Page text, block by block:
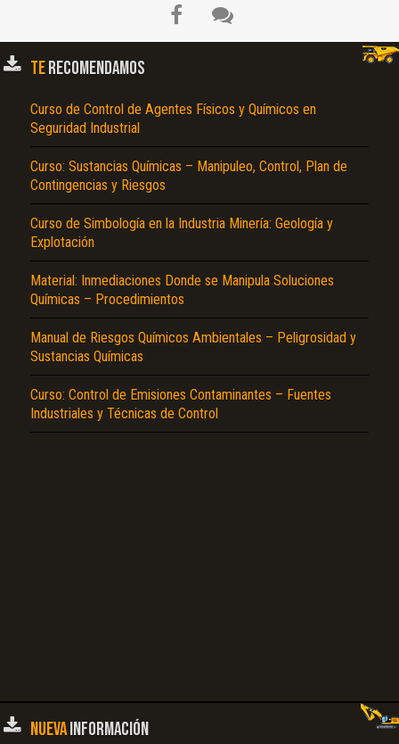
TERECOMENDAMOS
Curso de Control de Agentes Físicos y Químicos en
Seguridad Industrial
Curso: Sustancias Químicas – Manipuleo, Control, Plan de
Contingencias y Riesgos
Curso de Simbología en la Industria Minería: Geología y
Explotación
Material: Inmediaciones Donde se Manipula Soluciones
Químicas – Procedimientos
Manual de Riesgos Químicos Ambientales – Peligrosidad y
Sustancias Químicas
Curso: Control de Emisiones Contaminantes – Fuentes
Industriales y Técnicas de Control
NUEVAINFORMACIÓN
El Título es incorrecto según el contenido.
No carga o no se visualiza el contenido.
Reportar otro tipo de error...